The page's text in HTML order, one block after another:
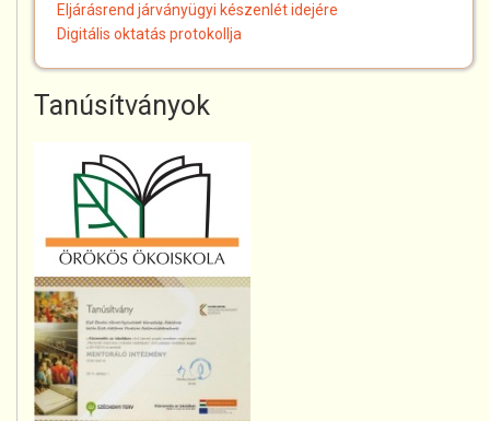
Eljárásrend járványügyi készenlét idejére
Digitális oktatás protokollja
Tanúsítványok